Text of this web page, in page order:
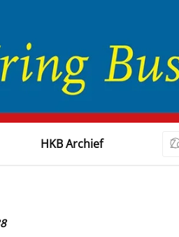
HKB Archief